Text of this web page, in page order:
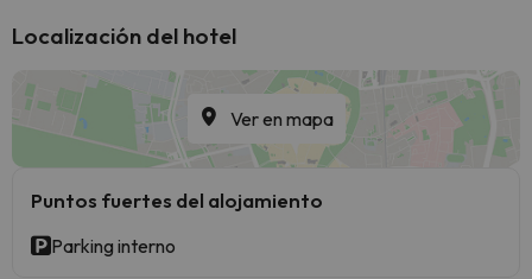
Localización del hotel
Ver en mapa
Puntos fuertes del alojamiento
Parking interno